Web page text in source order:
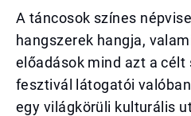
A táncosok színes
hangszerek hangja,
előadások mind azt a célt
fesztivál látogatói
egy világkörüli kulturális